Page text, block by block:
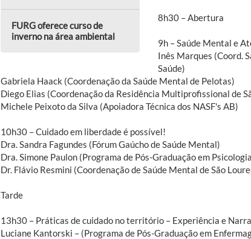
FURG oferece curso de
inverno na área ambiental
8h30 – Abertura
9h – Saúde Mental e
Inês Marques (Coord.
Saúde)
Gabriela Haack (Coordenação da Saúde Mental de Pelotas)
Diego Elias (Coordenação da Residência Multiprofissional de
Michele Peixoto da Silva (Apoiadora Técnica dos NASF's AB)
10h30 – Cuidado em liberdade é possível!
Dra. Sandra Fagundes (Fórum Gaúcho de Saúde Mental)
Dra. Simone Paulon (Programa de Pós-Graduação em
Dr. Flávio Resmini (Coordenação de Saúde Mental de São
Tarde
13h30 – Práticas de cuidado no território – Experiência e
Luciane Kantorski – (Programa de Pós-Graduação em